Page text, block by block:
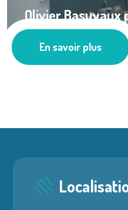
Olivier Basuyaux
son ...
Les actus
En savoir plus